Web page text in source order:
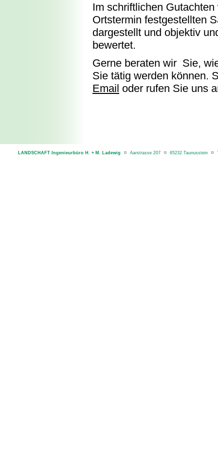
Im schriftlichen
Ortstermin festgestellten
dargestellt und objektiv
bewertet.
Gerne beraten wir Sie,
Sie tätig werden können.
Email oder rufen Sie uns
LANDSCHAFT Ingenieurbüro H. + M. Ladewig Aarstrasse 207 65232 Taunusstein